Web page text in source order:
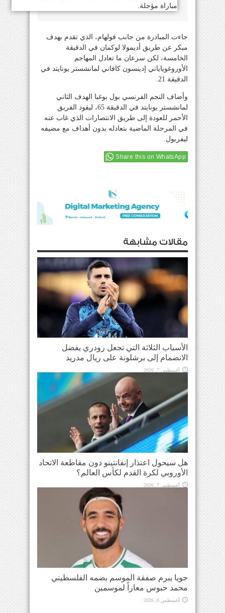
مباراة مؤجلة.
جاءت المبادرة من جانب فولهام، الذي تقدم بهدف
مبكر عن طريق أديمولا لوكمان في الدقيقة
الخامسة، لكن سرعان ما تعادل المهاجم
الأوروغوياياني إدينسون كافاني لمانشستر يونايتد في
الدقيقة 21.
وأضاف النجم الفرنسي بول بوغبا الهدف الثاني
لمانشستر يونايتد في الدقيقة 65، ليقود الفريق
الأحمر للعودة إلى طريق الانتصارات الذي غاب عنه
في المرحلة الماضية بتعادله بدون أهداف مع مضيفه
ليفربول.
Share this on WhatsApp
مقالات مشابهة
الأسباب الثلاثة التي تجعل رودري يفضل
الانضمام إلى برشلونة على ريال مدريد
أغسطس 7, 2026
هل سيحول اعتذار إنفانتينو دون مقاطعة الاتحاد
الأوروبي لكرة القدم لكأس العالم؟
أغسطس 7, 2026
جويا يبرم صفقة الموسم بضمه الفلسطيني
محمد حبوس معاراً لموسمين
أغسطس 6, 2026